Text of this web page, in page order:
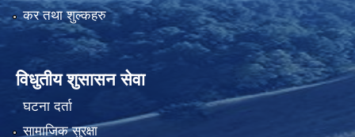
कर तथा शुल्कहरु
विधुतीय शुसासन सेवा
घटना दर्ता
सामाजिक सुरक्षा